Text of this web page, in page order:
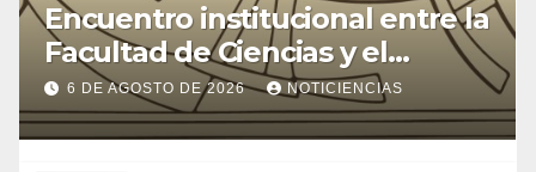
Encuentro institucional entre la
Facultad de Ciencias y el
Ministerio de Ciencia y
Tecnología
6 DE AGOSTO DE 2026 NOTICIENCIAS